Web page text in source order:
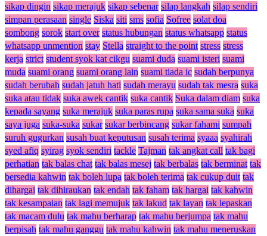
sikap dingin sikap merajuk sikap sebenar silap langkah silap sendiri
simpan perasaan single Siska siti sms sofia Sofree solat doa
sombong sorok start over status hubungan status whatsapp status
whatsapp unmention stay Stella straight to the point stress stress
kerja strict student syok kat cikgu suami duda suami isteri suami
muda suami orang suami orang lain suami tiada ic sudah berpunya
sudah berubah sudah jatuh hati sudah merayu sudah tak mesra suka
suka atau tidak suka awek cantik suka cantik Suka dalam diam suka
kepada sayang suka merajuk suka paras rupa suka sama suka suka
saya juga suka-suka sukar sukar berbincang sukar fahami sumpah
suruh gugurkan susah buat keputusan susah terima syaaa syahirah
syed afiq syirag syok sendiri tackle Tajman tak angkat call tak bagi
perhatian tak balas chat tak balas mesej tak berbalas tak berminat tak
bersedia kahwin tak boleh lupa tak boleh terima tak cukup duit tak
dihargai tak dihiraukan tak endah tak faham tak hargai tak kahwin
tak kesampaian tak lagi memujuk tak lakud tak layan tak lepaskan
tak macam dulu tak mahu berharap tak mahu berjumpa tak mahu
berpisah tak mahu ganggu tak mahu kahwin tak mahu meneruskan